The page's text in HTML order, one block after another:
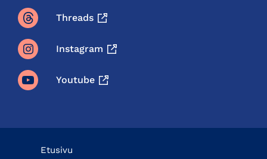
Threads
Instagram
Youtube
Etusivu